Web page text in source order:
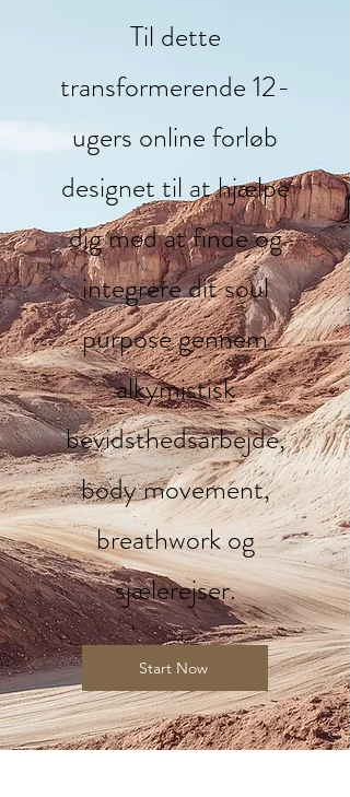
Til dette
transformerende 12-
ugers online forløb
designet til at hjælpe
dig med at finde og
integrere dit soul
purpose gennem
alkymistisk
bevidsthedsarbejde,
body movement,
breathwork og
sjælerejser.
Start Now